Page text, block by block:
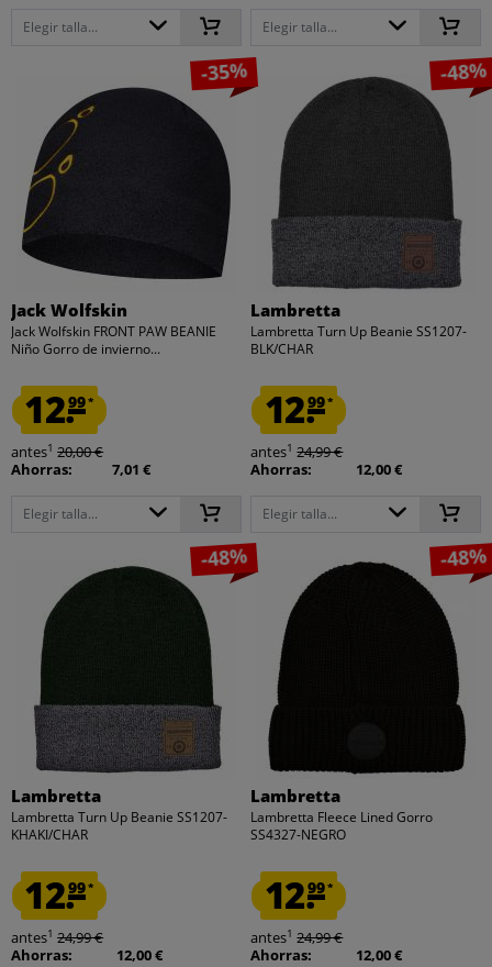
Elegir talla... Elegir talla...
-35%
Jack Wolfskin
Jack Wolfskin FRONT PAW BEANIE
Niño Gorro de invierno...
12.99*
antes1 20,00 €
Ahorras:
7,01 €
Elegir talla...
-48%
Lambretta
Lambretta Turn Up Beanie SS1207-
BLK/CHAR
12.99*
antes1 24,99 €
Ahorras:
12,00 €
Elegir talla...
-48%
Lambretta
Lambretta Turn Up Beanie SS1207-
KHAKI/CHAR
12.99*
antes1 24,99 €
Ahorras:
12,00 €
-48%
Lambretta
Lambretta Fleece Lined Gorro
SS4327-NEGRO
12.99*
antes1 24,99 €
Ahorras:
12,00 €